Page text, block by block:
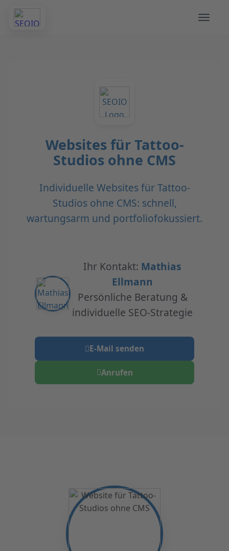
Websites für Tattoo-
Studios ohne CMS
Individuelle Websites für Tattoo-
Studios ohne CMS: schnell,
wartungsarm und portfoliofokussiert.
Ihr Kontakt: Mathias
Ellmann
Persönliche Beratung &
individuelle SEO-Strategie
E-Mail senden
Anrufen